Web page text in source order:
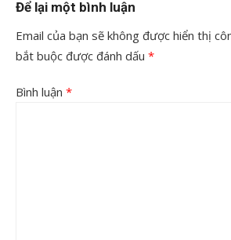
Để lại một bình luận
Email của bạn sẽ không được hiển thị
bắt buộc được đánh dấu *
Bình luận *